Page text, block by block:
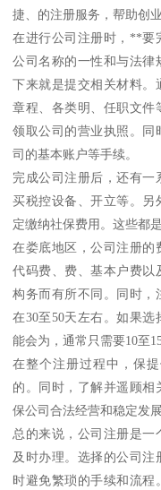
捷、的注册服务，帮助创
在进行公司注册时，**要
公司名称的一性和与法律
下来就是提交相关材料。
章程、各类明、任职文件
领取公司的营业执照。同
司的基本账户等手续。
完成公司注册后，还有一
买税控设备、开立等。另
定缴纳社保费用。这些都
在娄底地区，公司注册的
代码费、费、基本户费以
构务而有所不同。同时，
在30至50天左右。如果
能会为，通常只需要10至
在整个注册过程中，保
的。同时，了解并遥顾相
保公司合法经营和稳定发展
总的来说，公司注册是一
及时办理。选择的公司注
时避免繁琐的手续和流程